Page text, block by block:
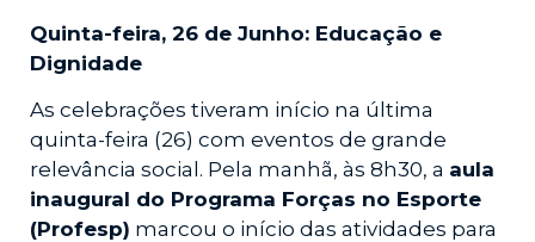
Quinta-feira, 26 de Junho: Educação e
Dignidade
As celebrações tiveram início na última
quinta-feira (26) com eventos de grande
relevância social. Pela manhã, às 8h30, a aula
inaugural do Programa Forças no Esporte
(Profesp) marcou o início das atividades para